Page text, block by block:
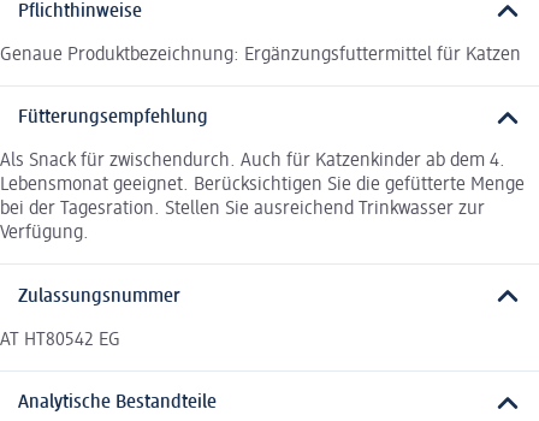
Pflichthinweise
Genaue Produktbezeichnung: Ergänzungsfuttermittel für Katzen
Fütterungsempfehlung
Als Snack für zwischendurch. Auch für Katzenkinder ab dem 4.
Lebensmonat geeignet. Berücksichtigen Sie die gefütterte Menge
bei der Tagesration. Stellen Sie ausreichend Trinkwasser zur
Verfügung.
Zulassungsnummer
AT HT80542 EG
Analytische Bestandteile